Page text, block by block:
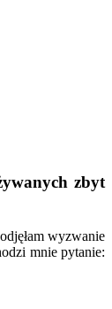
zbyt
wyzwanie
mnie pytanie: